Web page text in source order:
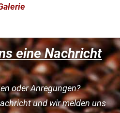
eine Nachricht
oder Anregungen?
und wir melden uns